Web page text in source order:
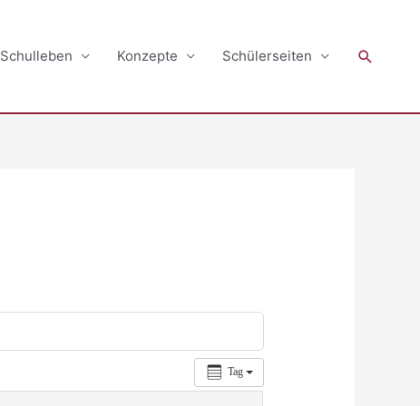
Schulleben Konzepte Schülerseiten Suchen
Tag